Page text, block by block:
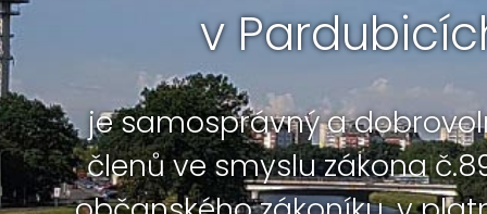
v
je samosprávný a
členů ve smyslu zákona